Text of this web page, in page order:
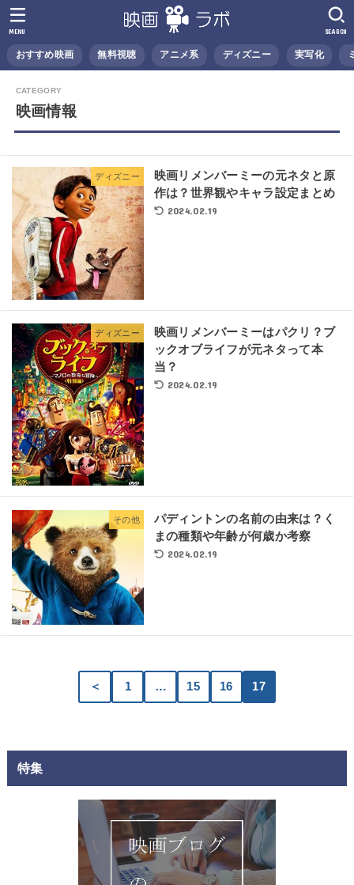
おすすめ映画 無料視聴 アニメ系 ディズニー 実写化
SEARCH
MENU
映画情報
ディズニー
映画リメンバーミーの元ネタと原
作は？世界観やキャラ設定まとめ
2024.02.19
ディズニー
映画リメンバーミーはパクリ？ブ
ックオブライフが元ネタって本
当？
2024.02.19
その他
パディントンの名前の由来は？く
まの種類や年齢が何歳か考察
2024.02.19
＜ 1 … 15 16 17
特集